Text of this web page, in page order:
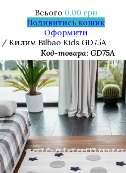
Всього 0,00 грн
Подивитись кошик
Оформити
/ Килим Bilbao Kids GD75A
Код-товара: GD75A